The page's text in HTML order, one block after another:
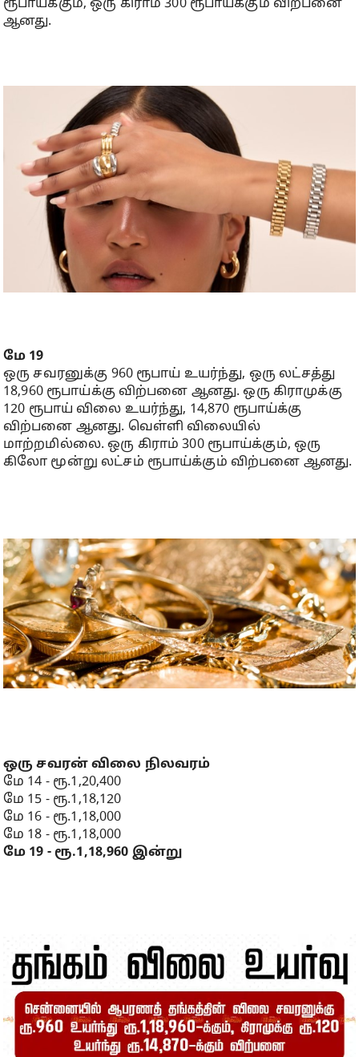
ரூபாய்க்கும், ஒரு கிராம் 300 ரூபாய்க்கும் விற்பனை
ஆனது.
மே 19
ஒரு சவரனுக்கு 960 ரூபாய் உயர்ந்து, ஒரு லட்சத்து
18,960 ரூபாய்க்கு விற்பனை ஆனது. ஒரு கிராமுக்கு
120 ரூபாய் விலை உயர்ந்து, 14,870 ரூபாய்க்கு
விற்பனை ஆனது. வெள்ளி விலையில்
மாற்றமில்லை. ஒரு கிராம் 300 ரூபாய்க்கும், ஒரு
கிலோ மூன்று லட்சம் ரூபாய்க்கும் விற்பனை ஆனது.
ஒரு சவரன் விலை நிலவரம்
மே 14 - ரூ.1,20,400
மே 15 - ரூ.1,18,120
மே 16 - ரூ.1,18,000
மே 18 - ரூ.1,18,000
மே 19 - ரூ.1,18,960 இன்று